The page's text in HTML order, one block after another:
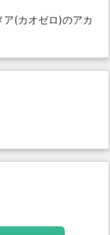
(カオゼロ)のアカ